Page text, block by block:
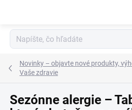
Novinky – objavte nové produkty,
Vaše zdravie
Sezónne alergie –